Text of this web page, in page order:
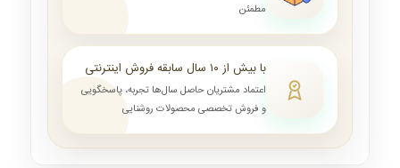
مطمئن
با بیش از ۱۰ سال سابقه فروش اینترنتی
اعتماد مشتریان حاصل سال‌ها تجربه، پاسخگویی
و فروش تخصصی محصولات روشنایی